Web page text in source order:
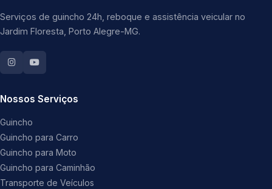
Serviços de guincho 24h, reboque e assistência veicular no
Jardim Floresta, Porto Alegre-MG.
Nossos Serviços
Guincho
Guincho para Carro
Guincho para Moto
Guincho para Caminhão
Transporte de Veículos